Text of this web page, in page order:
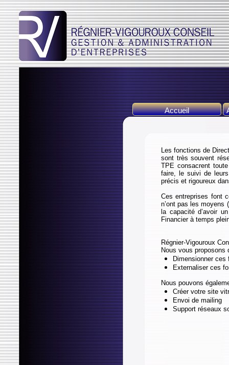
Les fonctions de
sont très souvent
TPE consacrent
faire, le suivi de
précis et rigoureux
Ces entreprises font
n’ont pas les moyens
la capacité d’avoir
Financier à temps
Régnier-Vigouroux
Nous vous proposons
Dimensionner
Externaliser ces
Nous pouvons
Créer votre site
Envoi de mailing
Support réseaux
Accueil